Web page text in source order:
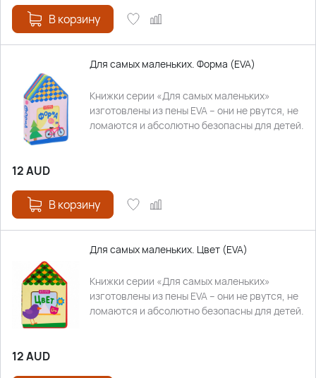
В корзину
Для самых маленьких. Форма (EVA)
Книжки серии «Для самых маленьких»
изготовлены из пены EVA – они не рвутся, не
ломаются и абсолютно безопасны для детей.
12AUD
В корзину
Для самых маленьких. Цвет (EVA)
Книжки серии «Для самых маленьких»
изготовлены из пены EVA – они не рвутся, не
ломаются и абсолютно безопасны для детей.
12AUD